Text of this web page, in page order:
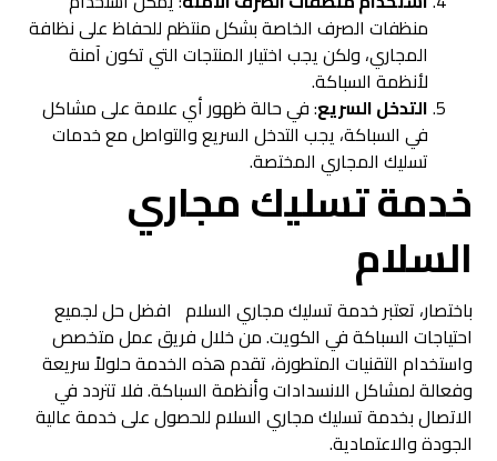
منظفات الصرف الخاصة بشكل منتظم للحفاظ على نظافة
المجاري، ولكن يجب اختيار المنتجات التي تكون آمنة
لأنظمة السباكة.
التدخل السريع: في حالة ظهور أي علامة على مشاكل
في السباكة، يجب التدخل السريع والتواصل مع خدمات
تسليك المجاري المختصة.
خدمة تسليكمجاري
السلام
باختصار، تعتبر خدمة تسليك مجاري السلام افضل حل لجميع
احتياجات السباكة في الكويت. من خلال فريق عمل متخصص
واستخدام التقنيات المتطورة، تقدم هذه الخدمة حلولاً سريعة
وفعالة لمشاكل الانسدادات وأنظمة السباكة. فلا تتردد في
الاتصال بخدمة تسليك مجاري السلام للحصول على خدمة عالية
الجودة والاعتمادية.